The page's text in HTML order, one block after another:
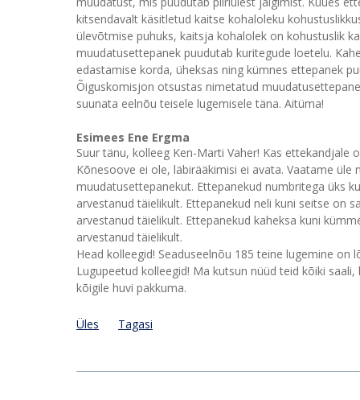
kitsendavalt käsitletud kaitse kohaloleku
ülevõtmise puhuks, kaitsja kohalolek on kohustuslik
muudatusettepanek puudutab kuritegude loetelu.
edastamise korda, üheksas ning kümnes ettepanek
Õiguskomisjon otsustas nimetatud
suunata eelnõu teisele lugemisele täna. Aitüma!
Esimees Ene Ergma
Suur tänu, kolleeg Ken-Marti Vaher! Kas ettekandjale
Kõnesoove ei ole, läbirääkimisi ei avata. Vaatame
muudatusettepanekut. Ettepanekud numbritega üks
arvestanud täielikult. Ettepanekud neli kuni seitse on
arvestanud täielikult. Ettepanekud kaheksa kuni
arvestanud täielikult.
Head kolleegid! Seaduseelnõu 185 teine lugemine on
Lugupeetud kolleegid! Ma kutsun nüüd teid kõiki
kõigile huvi pakkuma.
Üles Tagasi